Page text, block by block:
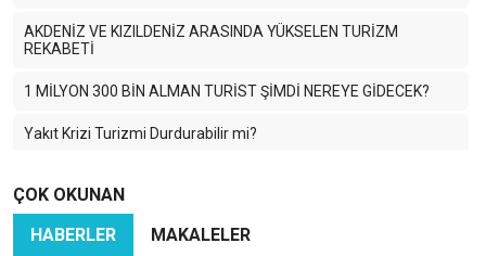
AKDENİZ VE KIZILDENİZ ARASINDA YÜKSELEN TURİZM
REKABETİ
1 MİLYON 300 BİN ALMAN TURİST ŞİMDİ NEREYE GİDECEK?
Yakıt Krizi Turizmi Durdurabilir mi?
Savaş Dünya Turizmini Vurdu
ÇOK OKUNAN
HABERLER
MAKALELER